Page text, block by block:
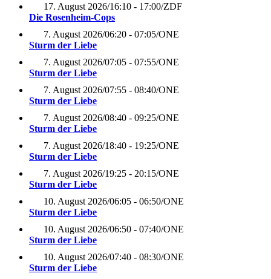
17. August 2026/16:10 - 17:00/ZDF
Die Rosenheim-Cops
7. August 2026/06:20 - 07:05/ONE
Sturm der Liebe
7. August 2026/07:05 - 07:55/ONE
Sturm der Liebe
7. August 2026/07:55 - 08:40/ONE
Sturm der Liebe
7. August 2026/08:40 - 09:25/ONE
Sturm der Liebe
7. August 2026/18:40 - 19:25/ONE
Sturm der Liebe
7. August 2026/19:25 - 20:15/ONE
Sturm der Liebe
10. August 2026/06:05 - 06:50/ONE
Sturm der Liebe
10. August 2026/06:50 - 07:40/ONE
Sturm der Liebe
10. August 2026/07:40 - 08:30/ONE
Sturm der Liebe